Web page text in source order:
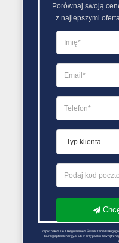
Butle gazowe
Gaz płynny Ujście
LPG Ujście
Dostawcy gazu
Porównaj swoją
z najlepszymi
Zapoznałem się z Regulaminem Świadczenie Usług i
biuro@optimalenergy.pl lub w przypadku